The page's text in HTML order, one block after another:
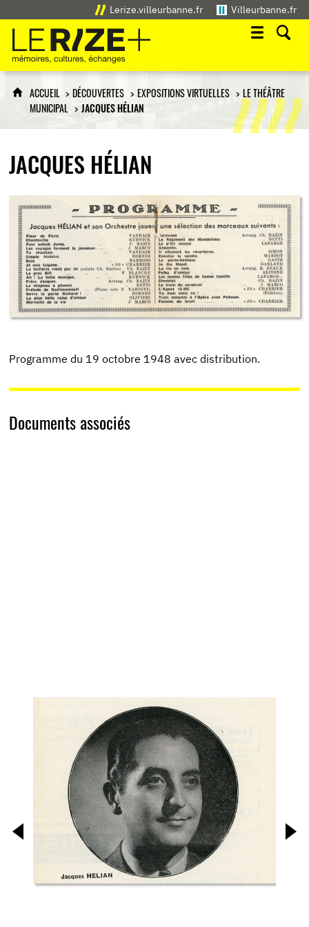
Lerize.villeurbanne.fr Villeurbanne.fr
Le Rize+
mémoires, cultures, échanges
ACCUEIL DÉCOUVERTES EXPOSITIONS VIRTUELLES
LE THÉÂTRE
MUNICIPAL
JACQUES HÉLIAN
JACQUES HÉLIAN
Programme du 19 octobre 1948 avec distribution.
Documents associés